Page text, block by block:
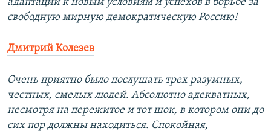
адаптации к новым условиям и успехов в борьбе за
свободную мирную демократическую Россию!
Дмитрий Колезев
Очень приятно было послушать трех разумных,
честных, смелых людей. Абсолютно адекватных,
несмотря на пережитое и тот шок, в котором они до
сих пор должны находиться. Спокойная,